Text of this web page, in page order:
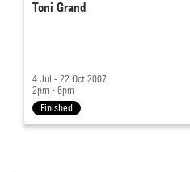
Toni Grand
4 Jul - 22 Oct 2007
2pm - 6pm
Finished